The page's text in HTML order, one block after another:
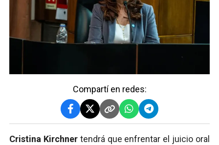
Compartí en redes:
Cristina Kirchnertendrá que enfrentar el juicio oral